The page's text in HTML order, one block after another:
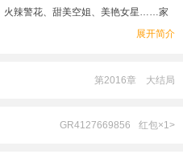
火辣警花、甜美空姐、美艳女星……家
展开简介
第2016章 大结局
GR4127669856 红包×1>